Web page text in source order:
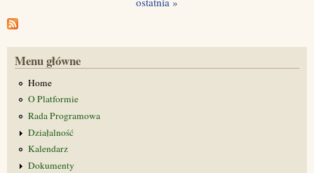
Menu główne
Home
O Platformie
Rada Programowa
Działalność
Kalendarz
Dokumenty